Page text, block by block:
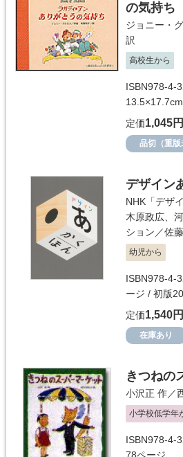
の気持ち
ジョニー・
訳
高校生から
ISBN978-4-
定価1,045円
品切（重版
デザイ
NHK「デザ
木原政広、
ション／佐
幼児から
ISBN978-4-
ージ / 初版
定価1,540円
在庫あり
きつねの
小沢正 作／
小学校低学年
ISBN978-4-